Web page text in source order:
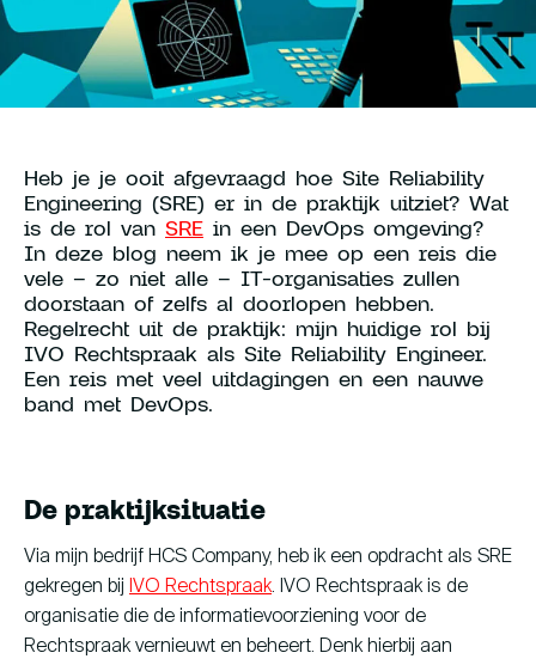
Young Talent Programma
Contact
hallo@hcs-company.com
HCS Company
Anthony Fokkerweg 61
1059 CP Amsterdam
Instagram
LinkedIn
YouTube
Heb je je ooit afgevraagd hoe Site Reliability
Engineering (SRE) er in de praktijk uitziet? Wat
is de rol van SRE in een DevOps omgeving?
In deze blog neem ik je mee op een reis die
vele – zo niet alle – IT-organisaties zullen
doorstaan of zelfs al doorlopen hebben.
Regelrecht uit de praktijk: mijn huidige rol bij
IVO Rechtspraak als Site Reliability Engineer.
Een reis met veel uitdagingen en een nauwe
band met DevOps.
De praktijksituatie
Via mijn bedrijf HCS Company, heb ik een opdracht als SRE
gekregen bij IVO Rechtspraak. IVO Rechtspraak is de
organisatie die de informatievoorziening voor de
Rechtspraak vernieuwt en beheert. Denk hierbij aan